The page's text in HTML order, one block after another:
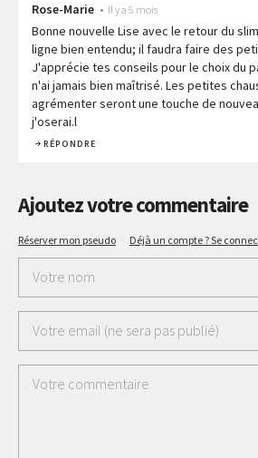
Rose-Marie • Il y a 5 mois
Bonne nouvelle Lise avec le retour du
ligne bien entendu; il faudra faire des
J'apprécie tes conseils pour le choix du
n'ai jamais bien maîtrisé. Les petites
agrémenter seront une touche de
j'oserai.l
RÉPONDRE
Ajoutez votre commentaire
Réserver mon pseudo · Déjà un compte ? Se